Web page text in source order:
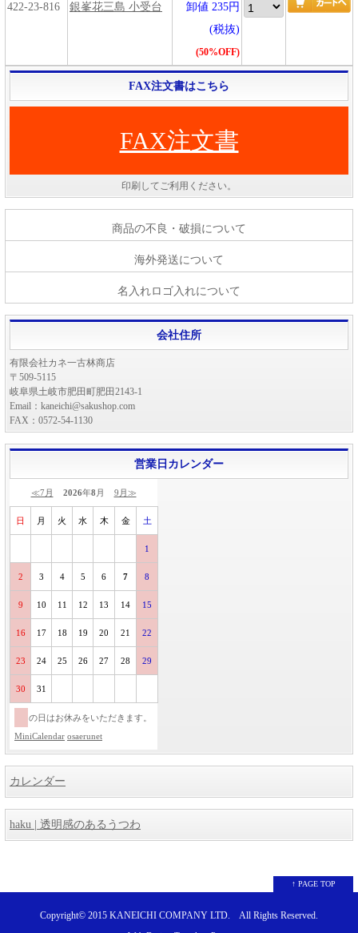
422-23-816 銀峯花三島 小受台
卸値 235円
(税抜)
(50%OFF)
FAX注文書はこちら
FAX注文書
印刷してご利用ください。
商品の不良・破損について
海外発送について
名入れロゴ入れについて
会社住所
有限会社カネ一古林商店
〒509-5115
岐阜県土岐市肥田町肥田2143-1
Email：kaneichi@sakushop.com
FAX：0572-54-1130
営業日カレンダー
≪7月 2026年8 月 9月≫
日 月 火 水 木 金 土
1
2 3 4 5 6 7 8
9 10 11 12 13 14 15
16 17 18 19 20 21 22
23 24 25 26 27 28 29
30 31
の日はお休みをいただきます。
MiniCalendar osaerunet
カレンダー
haku | 透明感のあるうつわ
↑ PAGE TOP
Copyright© 2015 KANEICHI COMPANY LTD. All Rights Reserved.